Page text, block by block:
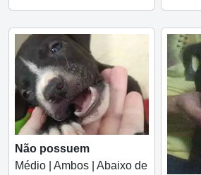
Não possuem
Médio | Ambos | Abaixo de